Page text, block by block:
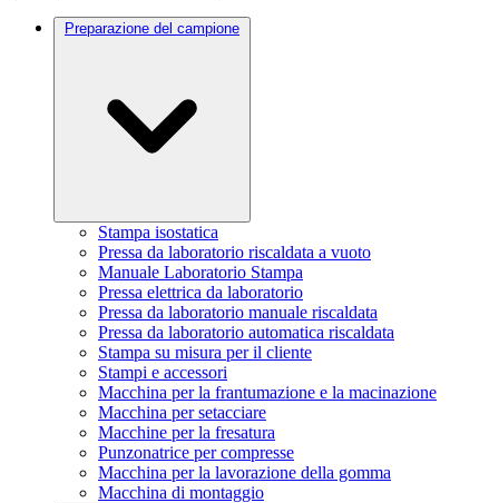
Preparazione del campione
Stampa isostatica
Pressa da laboratorio riscaldata a vuoto
Manuale Laboratorio Stampa
Pressa elettrica da laboratorio
Pressa da laboratorio manuale riscaldata
Pressa da laboratorio automatica riscaldata
Stampa su misura per il cliente
Stampi e accessori
Macchina per la frantumazione e la macinazione
Macchina per setacciare
Macchine per la fresatura
Punzonatrice per compresse
Macchina per la lavorazione della gomma
Macchina di montaggio